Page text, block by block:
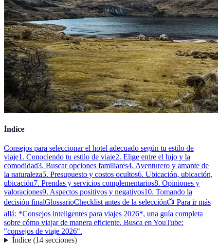
Índice
Consejos para seleccionar el hotel adecuado según tu estilo de
viaje1. Conociendo tu estilo de viaje2. Elige entre el lujo y la
comodidad3. Buscar opciones familiares4. Aventurero y amante de
la naturaleza5. Presupuesto y costos ocultos6. Ubicación, ubicación,
ubicación7. Prendas y servicios complementarios8. Opiniones y
valoraciones9. Aspectos positivos y negativos10. Tomando la
decisión finalGlossarioChecklist antes de la selección📺 Para ir más
allá: *Consejos inteligentes para viajes 2026*, una guía completa
sobre cómo viajar de manera eficiente. Busca en YouTube:
"consejos de viaje 2026".
Índice(14 secciones)